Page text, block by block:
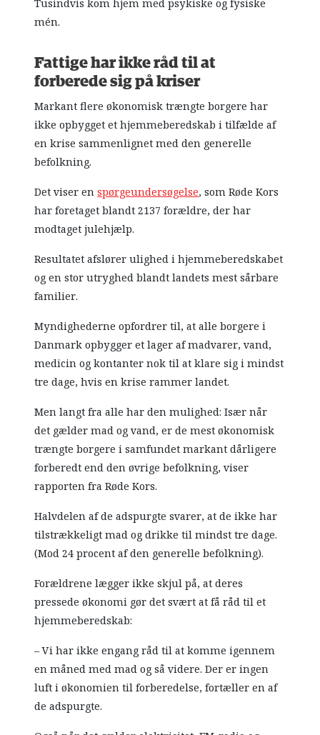
Tusindvis kom hjem med psykiske og fysiske
mén.
Fattige har ikke råd til at
forberede sig på kriser
Markant flere økonomisk trængte borgere har
ikke opbygget et hjemmeberedskab i tilfælde af
en krise sammenlignet med den generelle
befolkning.
Det viser enspørgeundersøgelse, som Røde Kors
har foretaget blandt 2137 forældre, der har
modtaget julehjælp.
Resultatet afslører ulighed i hjemmeberedskabet
og en stor utryghed blandt landets mest sårbare
familier.
Myndighederne opfordrer til, at alle borgere i
Danmark opbygger et lager af madvarer, vand,
medicin og kontanter nok til at klare sig i mindst
tre dage, hvis en krise rammer landet.
Men langt fra alle har den mulighed: Især når
det gælder mad og vand, er de mest økonomisk
trængte borgere i samfundet markant dårligere
forberedt end den øvrige befolkning, viser
rapporten fra Røde Kors.
Halvdelen af de adspurgte svarer, at de ikke har
tilstrækkeligt mad og drikke til mindst tre dage.
(Mod 24 procent af den generelle befolkning).
Forældrene lægger ikke skjul på, at deres
pressede økonomi gør det svært at få råd til et
hjemmeberedskab:
– Vi har ikke engang råd til at komme igennem
en måned med mad og så videre. Der er ingen
luft i økonomien til forberedelse, fortæller en af
de adspurgte.